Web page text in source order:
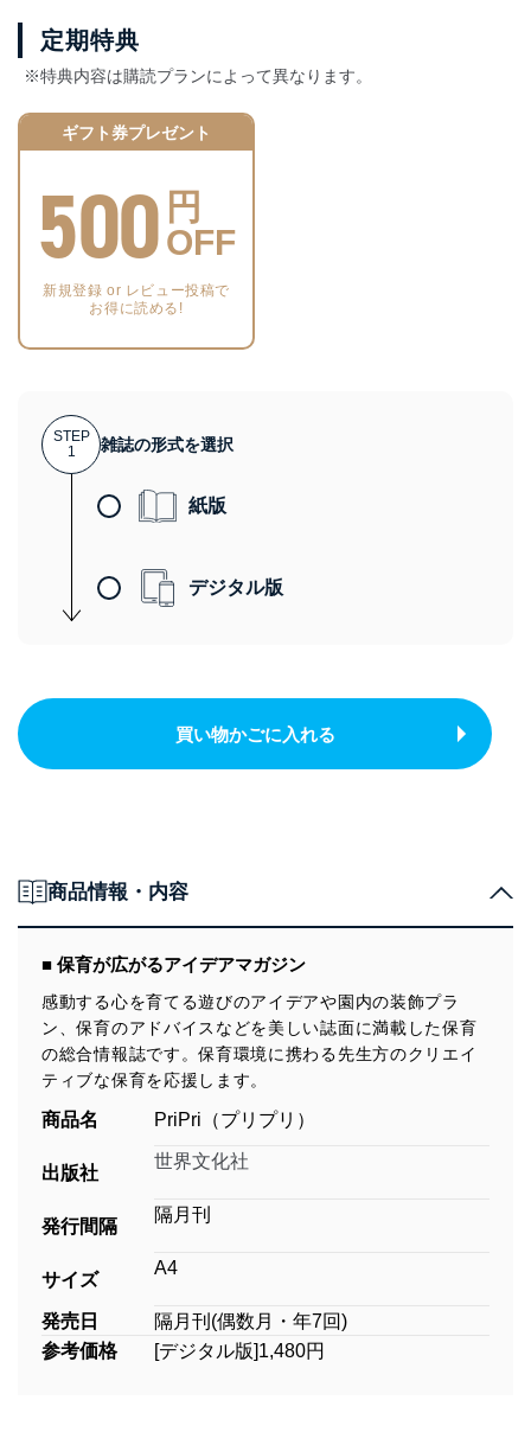
定期特典
※特典内容は購読プランによって異なります。
ギフト券プレゼント
500 円
OFF
新規登録 or レビュー投稿で
お得に読める!
STEP
1
雑誌の形式を選択
紙版
デジタル版
買い物かごに入れる
商品情報・内容
■ 保育が広がるアイデアマガジン
感動する心を育てる遊びのアイデアや園内の装飾プラ
ン、保育のアドバイスなどを美しい誌面に満載した保育
の総合情報誌です。保育環境に携わる先生方のクリエイ
ティブな保育を応援します。
商品名 PriPri（プリプリ）
出版社
世界文化社
発行間隔
隔月刊
サイズ
A4
発売日
隔月刊(偶数月・年7回)
参考価格
[デジタル版]1,480円